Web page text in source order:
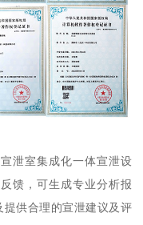
泄室集成化一体宣泄设
馈，可生成专业分析报
供合理的宣泄建议及评